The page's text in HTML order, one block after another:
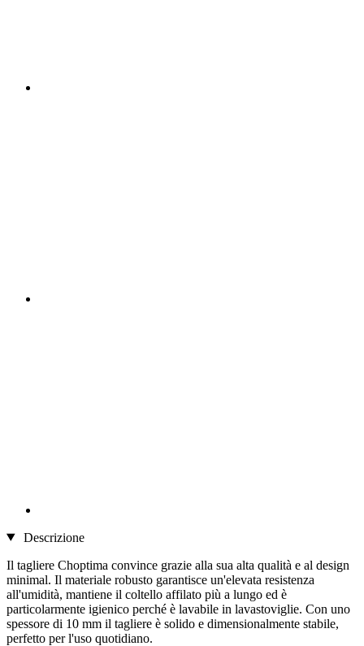
Descrizione
Il tagliere Choptima convince grazie alla sua alta qualità e al design
minimal. Il materiale robusto garantisce un'elevata resistenza
all'umidità, mantiene il coltello affilato più a lungo ed è
particolarmente igienico perché è lavabile in lavastoviglie. Con uno
spessore di 10 mm il tagliere è solido e dimensionalmente stabile,
perfetto per l'uso quotidiano.